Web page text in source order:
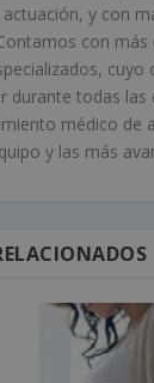
y con
con
cuyo
durante todas las
médico de
y las más